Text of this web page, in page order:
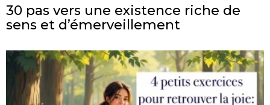
30 pas vers une existence riche de
sens et d’émerveillement